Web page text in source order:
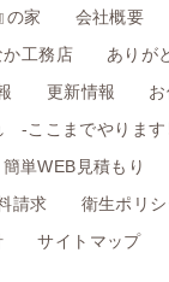
の家
会社概要
工務店
ありが
更新情報
-ここまでやります
簡単WEB見積もり
請求
衛生ポリ
サイトマップ